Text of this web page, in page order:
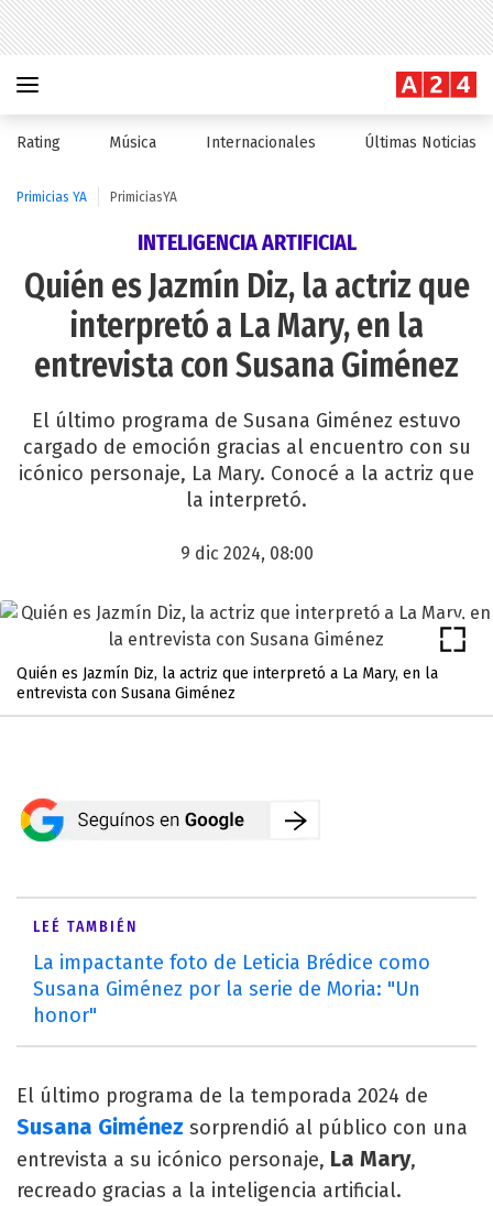
Rating Música Internacionales Últimas Noticias
Primicias YA PrimiciasYA
INTELIGENCIA ARTIFICIAL
Quién es Jazmín Diz, la actriz que
interpretó a La Mary, en la
entrevista con Susana Giménez
El último programa de Susana Giménez estuvo
cargado de emoción gracias al encuentro con su
icónico personaje, La Mary. Conocé a la actriz que
la interpretó.
9 dic 2024, 08:00
Quién es Jazmín Diz, la actriz que interpretó a La Mary, en la
entrevista con Susana Giménez
LEÉ TAMBIÉN
La impactante foto de Leticia Brédice como
Susana Giménez por la serie de Moria: "Un
honor"
El último programa de la temporada 2024 de
Susana Giménez sorprendió al público con una
entrevista a su icónico personaje, La Mary,
recreado gracias a la inteligencia artificial.